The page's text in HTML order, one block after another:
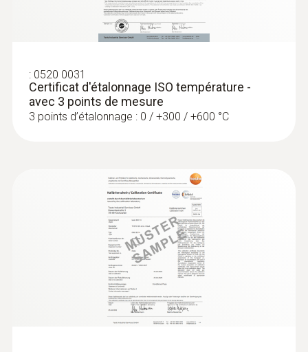
testo 108 - Thermomètre alimentaire
: 0520 0031
Certificat d'étalonnage ISO température -
avec 3 points de mesure
3 points d’étalonnage : 0 / +300 / +600 °C